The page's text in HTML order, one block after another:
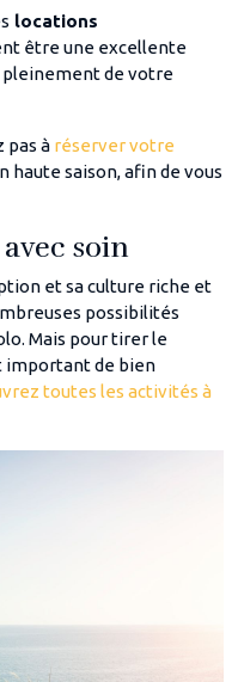
locations
être une excellente
de votre
pas à réserver votre
haute saison, afin de vous
soin
et sa culture riche et
possibilités
Mais pour tirer le
important de bien
toutes les activités à